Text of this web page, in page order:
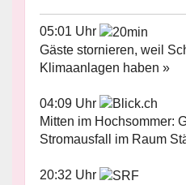
05:01 Uhr
Gäste stornieren, weil
Klimaanlagen haben »
04:09 Uhr
Mitten im Hochsommer:
Stromausfall im Raum
20:32 Uhr